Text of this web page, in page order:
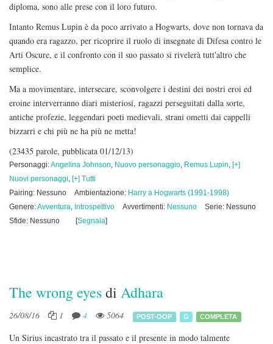
diploma, sono alle prese con il loro futuro.
Intanto Remus Lupin è da poco arrivato a Hogwarts, dove non tornava da
quando era ragazzo, per ricoprire il ruolo di insegnate di Difesa contro le
Arti Oscure, e il confronto con il suo passato si rivelerà tutt'altro che
semplice.
Ma a movimentare, intersecare, sconvolgere i destini dei nostri eroi ed
eroine interverranno diari misteriosi, ragazzi perseguitati dalla sorte,
antiche profezie, leggendari poeti medievali, strani ometti dai cappelli
bizzarri e chi più ne ha più ne metta!
(23435 parole, pubblicata 01/12/13)
Personaggi:Angelina Johnson, Nuovo personaggio, Remus Lupin, [+]
Nuovi personaggi, [+] Tutti
Pairing: Nessuno
Ambientazione: Harry a Hogwarts (1991-1998)
Genere:Avventura, Introspettivo Avvertimenti: Nessuno
Serie: Nessuno
Sfide: Nessuno
[Segnala]
The wrong eyesdi Adhara
26/08/16 1 4 5064 POST-OOP G COMPLETA
Un Sirius incastrato tra il passato e il presente in modo talmente